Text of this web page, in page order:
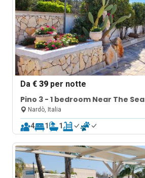
Da€ 39 per notte
Pino 3 - 1 bedroom Near The Sea
Nardò, Italia
4 1 1